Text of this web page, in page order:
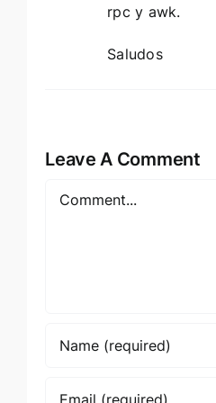
rpc y awk.
Saludos
Leave A Comment
Comment